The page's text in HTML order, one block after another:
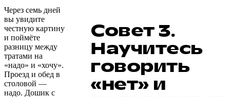
Через семь дней
вы увидите
честную картину
и поймёте
разницу между
тратами на
«надо» и «хочу».
Проезд и обед в
столовой —
надо. Дошик с
Совет 3.
Научитесь
говорить
«нет» и